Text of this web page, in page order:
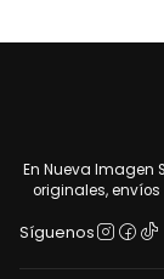
En Nueva
originales,
Síguenos